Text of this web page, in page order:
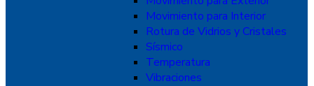
Movimiento para Interior
Rotura de Vidrios y Cristales
Sísmico
Temperatura
Vibraciones